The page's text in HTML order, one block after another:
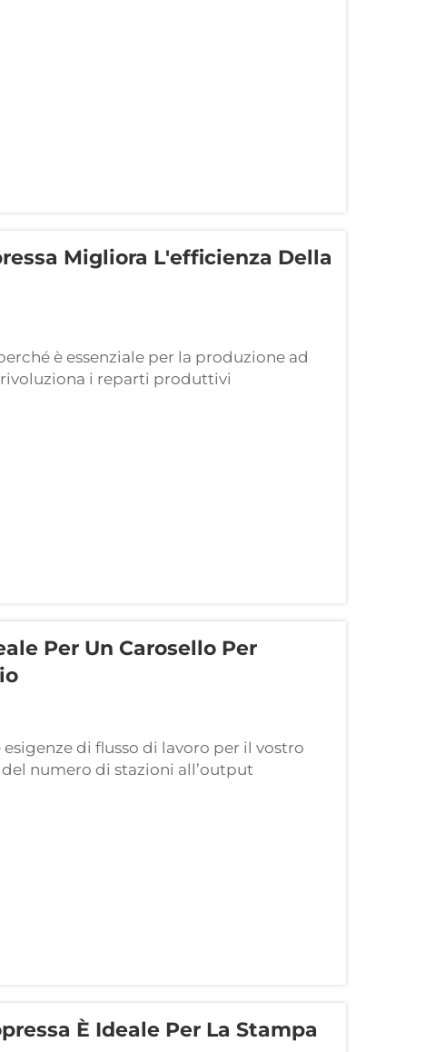
macchine per termoformatura
singolarmente o in piccoli lotti—
Migliora L'efficienza Della
è essenziale per la produzione ad
i reparti produttivi
stazioni indipendenti, eliminando la
Per Un Carosello Per
di flusso di lavoro per il vostro
numero di stazioni all’output
produzione ad alto volume (2.000+
per un carosello per termopressa...
È Ideale Per La Stampa